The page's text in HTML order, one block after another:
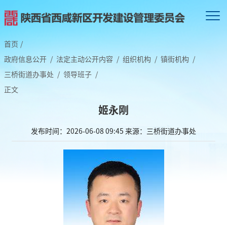
首页 /
政府信息公开 / 法定主动公开内容 / 组织机构 / 镇街机构 /
三桥街道办事处 / 领导班子 /
正文
姬永刚
发布时间：2026-06-08 09:45 来源：三桥街道办事处